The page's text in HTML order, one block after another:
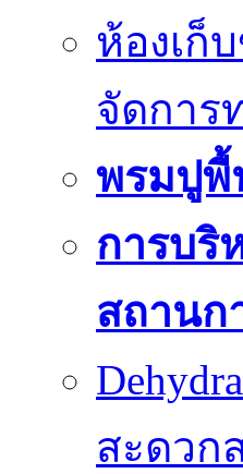
ห้องเก็
จัดการ
พรมปูพื้
การบริ
สถานก
สะดวก